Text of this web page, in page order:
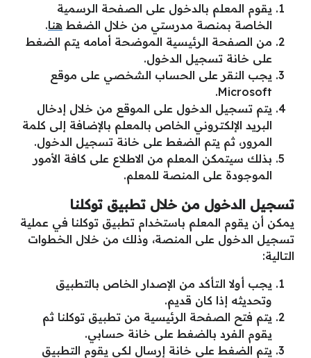
يقوم المعلم بالدخول على الصفحة الرسمية
الخاصة بمنصة مدرستي من خلال الضغط هنا.
من الصفحة الرئيسية الموضحة أمامه يتم الضغط
على خانة تسجيل الدخول.
يجب النقر على الحساب الشخصي على موقع
Microsoft.
يتم تسجيل الدخول على الموقع من خلال إدخال
البريد الإلكتروني الخاص بالمعلم بالإضافة إلى كلمة
المرور، ثم يتم الضغط على خانة تسجيل الدخول.
بذلك سيتمكن المعلم من الاطلاع على كافة الأمور
الموجودة على المنصة للمعلم.
تسجيل الدخول من خلال تطبيق توكلنا
يمكن أن يقوم المعلم باستخدام تطبيق توكلنا في عملية
تسجيل الدخول على المنصة، وذلك من خلال الخطوات
التالية:
يجب أولا التأكد من الإصدار الخاص بالتطبيق
وتحديثه إذا كان قديم.
يتم فتح الصفحة الرئيسية من تطبيق توكلنا ثم
يقوم الفرد بالضغط على خانة حسابي.
يتم الضغط على خانة إرسال لكي يقوم التطبيق